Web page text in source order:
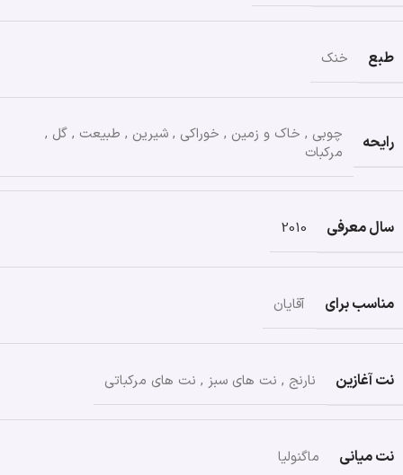
طبع خنک
رایحه چوبی , خاک و زمین , خوراکی , شیرین , طبیعت , گل ,
مرکبات
سال معرفی 2010
مناسب برای آقایان
نت آغازین نارنج , نت های سبز , نت های مرکباتی
نت میانی ماگنولیا